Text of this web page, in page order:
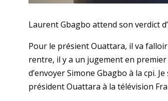
Laurent Gbagbo attend son verdict
Pour le présient Ouattara, il va
rentre, il y a un jugement en
d’envoyer Simone Gbagbo à la cpi.
président Ouattara à la télévision